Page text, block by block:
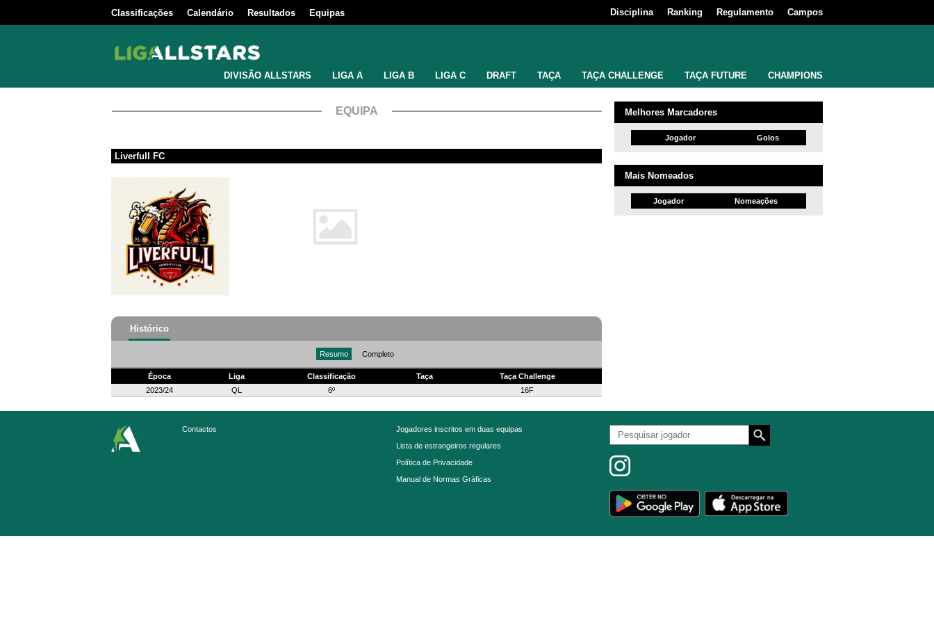
Classificações Calendário Resultados Equipas Disciplina Ranking Regulamento Campos
DIVISÃO ALLSTARS LIGA A LIGA B LIGA C DRAFT TAÇA TAÇA CHALLENGE TAÇA FUTURE CHAMPIONS
EQUIPA
Liverfull FC
Histórico
Resumo Completo
Época Liga Classificação Taça
Taça Challenge
2023/24
QL 6º 16F
Melhores Marcadores
Jogador Golos
Mais Nomeados
Jogador Nomeações
Contactos
Jogadores inscritos em duas equipas
Lista de estrangeiros regulares
Política de Privacidade
Manual de Normas Gráficas